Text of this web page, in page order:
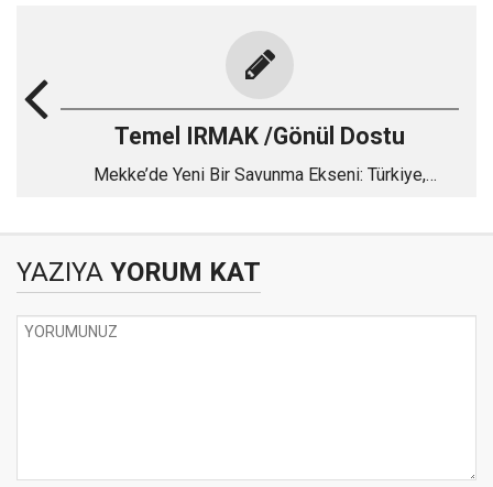
Temel IRMAK /Gönül Dostu
Mekke’de Yeni Bir Savunma Ekseni: Türkiye,
YAZIYA YORUM KAT